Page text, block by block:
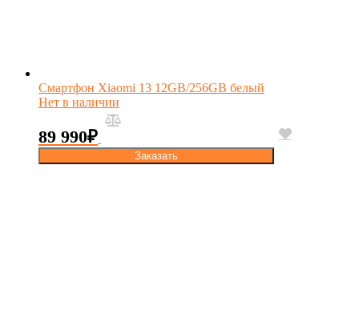
Смартфон Xiaomi 13 12GB/256GB белый
Нет в наличии
89 990₽
Заказать